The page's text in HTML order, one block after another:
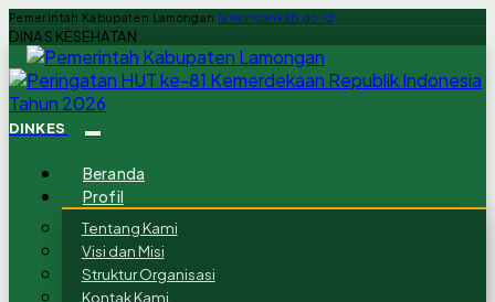
Pemerintah Kabupaten Lamongan lamongankab.go.id
DINAS KESEHATAN
DINKES
Beranda
Profil
Tentang Kami
Visi dan Misi
Struktur Organisasi
Kontak Kami